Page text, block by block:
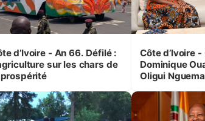
d’Ivoire - An 66. Défilé :
sur les chars de
Côte d’Ivoire -
Dominique
Oligui
femmes et